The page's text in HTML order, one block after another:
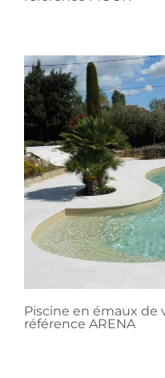
Piscine en émaux de
référence ARENA